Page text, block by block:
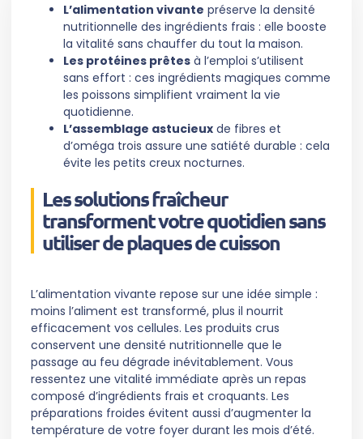
L’alimentation vivante préserve la densité
nutritionnelle des ingrédients frais : elle booste
la vitalité sans chauffer du tout la maison.
Les protéines prêtes à l’emploi s’utilisent
sans effort : ces ingrédients magiques comme
les poissons simplifient vraiment la vie
quotidienne.
L’assemblage astucieux de fibres et
d’oméga trois assure une satiété durable : cela
évite les petits creux nocturnes.
Les solutions fraîcheur
transforment votre quotidien sans
utiliser de plaques de cuisson
L’alimentation vivante repose sur une idée simple :
moins l’aliment est transformé, plus il nourrit
efficacement vos cellules. Les produits crus
conservent une densité nutritionnelle que le
passage au feu dégrade inévitablement. Vous
ressentez une vitalité immédiate après un repas
composé d’ingrédients frais et croquants. Les
préparations froides évitent aussi d’augmenter la
température de votre foyer durant les mois d’été.